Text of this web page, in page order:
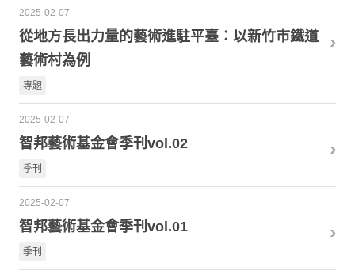
2025-02-07
從地方長出力量的藝術進駐平臺：以新竹市鐵道
藝術村為例
專題
›
2025-02-07
智邦藝術基金會季刊vol.02
季刊
›
2025-02-07
智邦藝術基金會季刊vol.01
季刊
›